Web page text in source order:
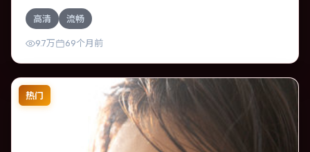
长泽雅美、汤唯的对手戏尤为出彩。导演林超贤善于在长镜
头中积蓄张力，本片亦在中国香港实地取景，增强真实质
感。
高清 流畅
9.7万 69个月前
热门